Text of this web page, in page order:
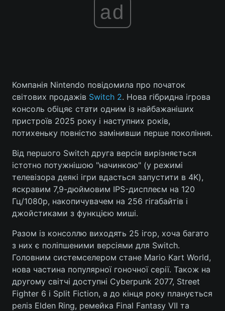
Головна Війна
Економіка Світ
Спорт Наука
Техно і зв'язок
Зброя Інциденти
Туризм
Цікавинки Погода
Екологія Регіони
ad
Компанія Nintendo повідомила про початок
світових продажів Switch 2. Нова гібридна ігрова
консоль обіцяє стати одним із найбажаніших
пристроїв 2025 року і наступних років,
потихеньку повністю замінивши перше покоління.
Від першого Switch друга версія вирізняється
істотно потужнішою "начинкою" (у режимі
телевізора деякі ігри вдасться запустити в 4K),
яскравим 7,9-дюймовим IPS-дисплеєм на 120
Гц/1080p, накопичувачем на 256 гігабайтів і
джойстиками з функцією миші.
Разом із консоллю виходять 25 ігор, хоча багато
з них є поліпшеними версіями для Switch.
Головним системселером стане Mario Kart World,
нова частина популярної гоночної серії. Також на
другому світчі доступні Cyberpunk 2077, Street
Fighter 6 і Split Fiction, а до кінця року планується
реліз Elden Ring, ремейка Final Fantasy VII та